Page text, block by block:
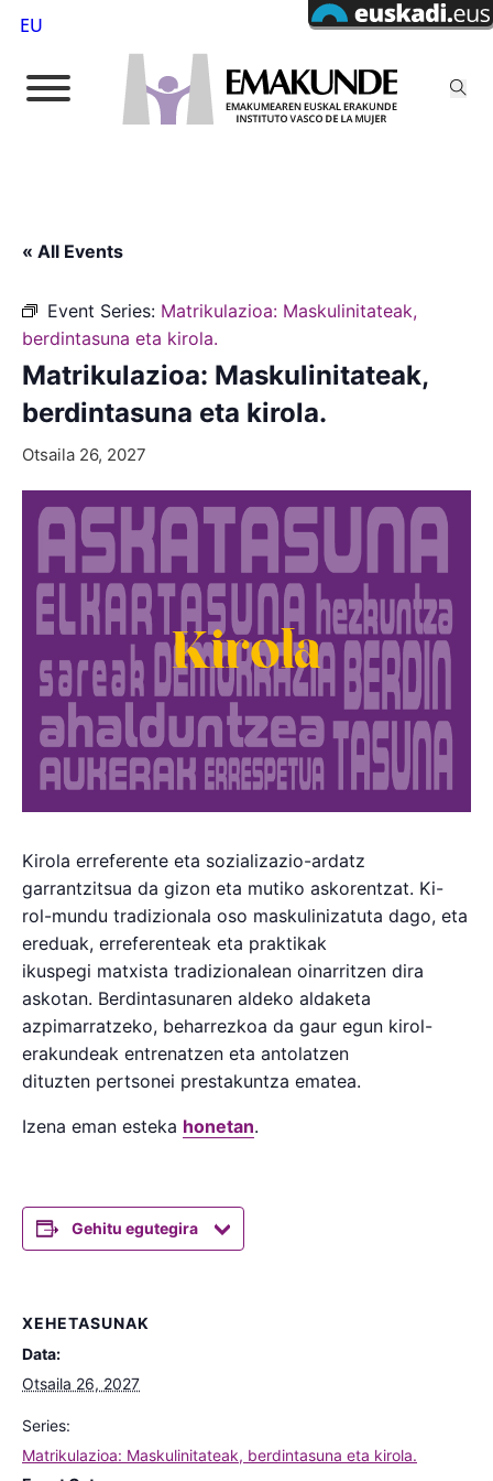
EU
« All Events
Event Series: Matrikulazioa: Maskulinitateak,
berdintasuna eta kirola.
Matrikulazioa: Maskulinitateak,
berdintasuna eta kirola.
Otsaila 26, 2027
Kirola erreferente eta sozializazio-ardatz
garrantzitsua da gizon eta mutiko askorentzat. Ki-
rol-mundu tradizionala oso maskulinizatuta dago, eta
ereduak, erreferenteak eta praktikak
ikuspegi matxista tradizionalean oinarritzen dira
askotan. Berdintasunaren aldeko aldaketa
azpimarratzeko, beharrezkoa da gaur egun kirol-
erakundeak entrenatzen eta antolatzen
dituzten pertsonei prestakuntza ematea.
Izena eman esteka honetan.
Gehitu egutegira
XEHETASUNAK
Data:
Otsaila 26, 2027
Series:
Matrikulazioa: Maskulinitateak, berdintasuna eta kirola.